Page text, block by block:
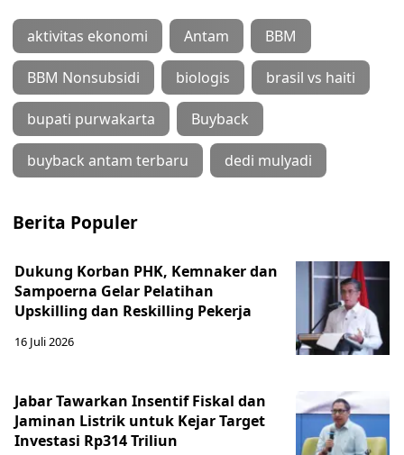
aktivitas ekonomi Antam BBM
BBM Nonsubsidi biologis brasil vs haiti
bupati purwakarta Buyback
buyback antam terbaru dedi mulyadi
Berita Populer
Dukung Korban PHK, Kemnaker dan
Sampoerna Gelar Pelatihan
Upskilling dan Reskilling Pekerja
16 Juli 2026
Jabar Tawarkan Insentif Fiskal dan
Jaminan Listrik untuk Kejar Target
Investasi Rp314 Triliun